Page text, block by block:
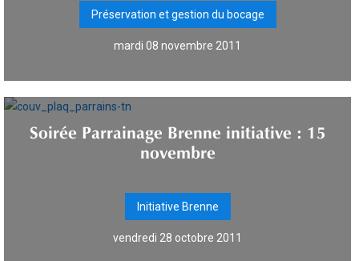
Préservation et gestion du bocage
mardi 08 novembre 2011
Soirée Parrainage Brenne initiative : 15
novembre
Initiative Brenne
vendredi 28 octobre 2011